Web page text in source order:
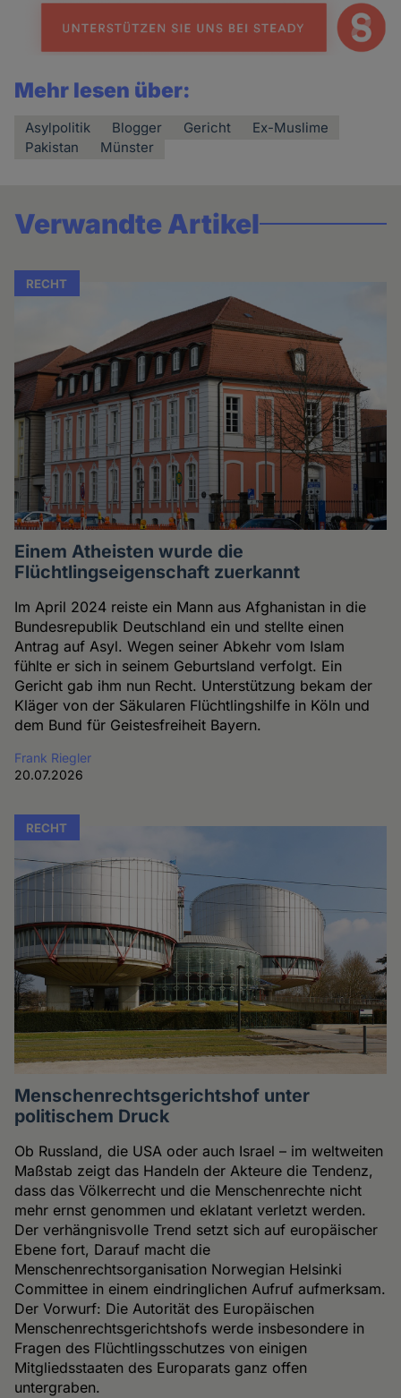
Mehr lesen über:
Asylpolitik Blogger Gericht
Ex-Muslime
Pakistan
Münster
Verwandte Artikel
RECHT
Einem Atheisten wurde die
Flüchtlingseigenschaft zuerkannt
Im April 2024 reiste ein Mann aus Afghanistan in die
Bundesrepublik Deutschland ein und stellte einen
Antrag auf Asyl. Wegen seiner Abkehr vom Islam
fühlte er sich in seinem Geburtsland verfolgt. Ein
Gericht gab ihm nun Recht. Unterstützung bekam der
Kläger von der Säkularen Flüchtlingshilfe in Köln und
dem Bund für Geistesfreiheit Bayern.
Frank Riegler
20.07.2026
RECHT
Menschenrechtsgerichtshof unter
politischem Druck
Ob Russland, die USA oder auch Israel – im weltweiten
Maßstab zeigt das Handeln der Akteure die Tendenz,
dass das Völkerrecht und die Menschenrechte nicht
mehr ernst genommen und eklatant verletzt werden.
Der verhängnisvolle Trend setzt sich auf europäischer
Ebene fort, Darauf macht die
Menschenrechtsorganisation Norwegian Helsinki
Committee in einem eindringlichen Aufruf aufmerksam.
Der Vorwurf: Die Autorität des Europäischen
Menschenrechtsgerichtshofs werde insbesondere in
Fragen des Flüchtlingsschutzes von einigen
Mitgliedsstaaten des Europarats ganz offen
untergraben.